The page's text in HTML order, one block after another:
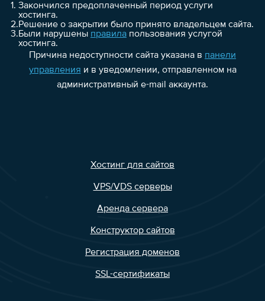
1. Закончился предоплаченный период услуги
хостинга.
2.Решение о закрытии было принято владельцем сайта.
3.Были нарушены правилапользования услугой
хостинга.
Причина недоступности сайта указана в панели
управления и в уведомлении, отправленном на
административный e-mail аккаунта.
Хостинг для сайтов
VPS/VDS серверы
Аренда сервера
Конструктор сайтов
Регистрация доменов
SSL-сертификаты